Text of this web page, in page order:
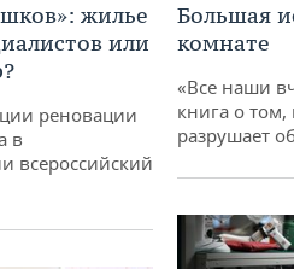
жилье
или
реновации
в
всероссийский
Большая
комнате
«Все наши
книга о том,
разрушает